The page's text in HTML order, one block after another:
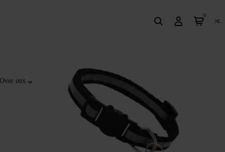
Over ons
0
nl